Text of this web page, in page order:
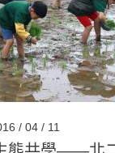
/ 04 / 11